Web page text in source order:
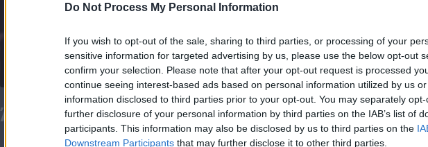
Do Not Process My Personal Information
If you wish to opt-out of the sale, sharing to third parties, or processing of your
sensitive information for targeted advertising by us, please use the below opt-out
confirm your selection. Please note that after your opt-out request is processed
continue seeing interest-based ads based on personal information utilized by us
information disclosed to third parties prior to your opt-out. You may separately
further disclosure of your personal information by third parties on the IAB’s list of
participants. This information may also be disclosed by us to third parties on the
Downstream Participants that may further disclose it to other third parties.
Άλλην μας εδείξαν επ. 16